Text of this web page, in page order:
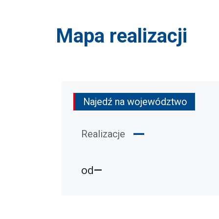
Mapa realizacji
Najedź na województwo
Realizacje —
od—